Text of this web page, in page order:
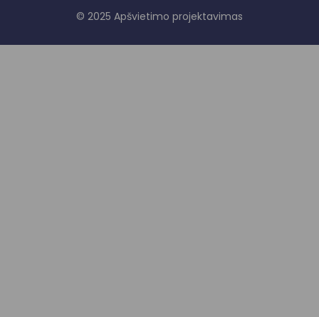
© 2025 Apšvietimo projektavimas